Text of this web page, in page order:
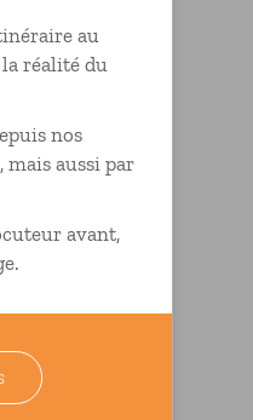
au
réalité du
nos
mais aussi par
avant,